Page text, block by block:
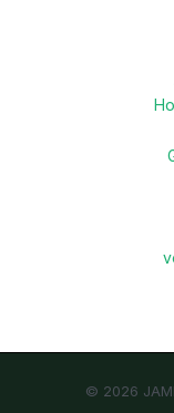
© 2026